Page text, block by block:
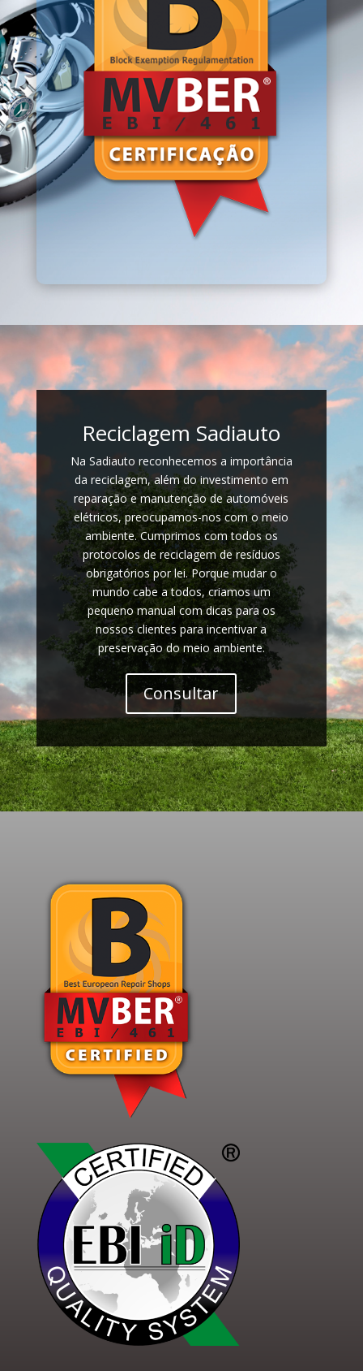
Reciclagem Sadiauto
Na Sadiauto reconhecemos a importância
da reciclagem, além do investimento em
reparação e manutenção de automóveis
elétricos, preocupamos-nos com o meio
ambiente. Cumprimos com todos os
protocolos de reciclagem de resíduos
obrigatórios por lei. Porque mudar o
mundo cabe a todos, criamos um
pequeno manual com dicas para os
nossos clientes para incentivar a
preservação do meio ambiente.
Consultar